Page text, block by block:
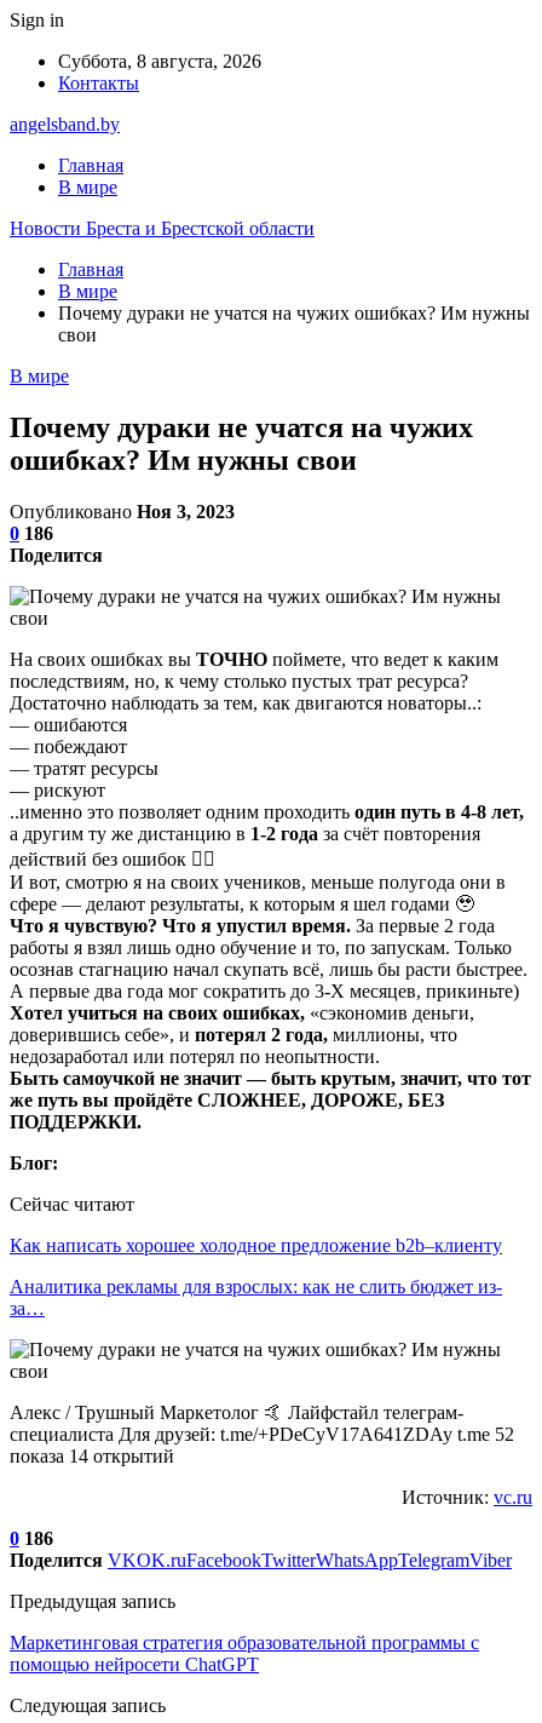
Sign in
Суббота, 8 августа, 2026
Контакты
angelsband.by
Главная
В мире
Новости Бреста и Брестской области
Главная
В мире
Почему дураки не учатся на чужих ошибках? Им нужны
свои
В мире
Почему дураки не учатся на чужих
ошибках? Им нужны свои
Опубликовано Ноя 3, 2023
0 186
Поделится
На своих ошибках вы ТОЧНО поймете, что ведет к каким
последствиям, но, к чему столько пустых трат ресурса?
Достаточно наблюдать за тем, как двигаются новаторы..:
— ошибаются
— побеждают
— тратят ресурсы
— рискуют
..именно это позволяет одним проходить один путь в 4-8 лет,
а другим ту же дистанцию в 1-2 года за счёт повторения
действий без ошибок 👌🏼
И вот, смотрю я на своих учеников, меньше полугода они в
сфере — делают результаты, к которым я шел годами 🥹
Что я чувствую? Что я упустил время. За первые 2 года
работы я взял лишь одно обучение и то, по запускам. Только
осознав стагнацию начал скупать всё, лишь бы расти быстрее.
А первые два года мог сократить до 3-Х месяцев, прикиньте)
Хотел учиться на своих ошибках, «сэкономив деньги,
доверившись себе», и потерял 2 года, миллионы, что
недозаработал или потерял по неопытности.
Быть самоучкой не значит — быть крутым, значит, что тот
же путь вы пройдёте СЛОЖНЕЕ, ДОРОЖЕ, БЕЗ
ПОДДЕРЖКИ.
Блог:
Сейчас читают
Как написать хорошее холодное предложение b2b–клиенту
Аналитика рекламы для взрослых: как не слить бюджет из-
за…
Алекс / Трушный Маркетолог 🤙 Лайфстайл телеграм-
специалиста Для друзей: t.me/+PDeCyV17A641ZDAy t.me 52
показа 14 открытий
Источник: vc.ru
0 186
Поделится VKOK.ruFacebookTwitterWhatsAppTelegramViber
Предыдущая запись
Маркетинговая стратегия образовательной программы с
помощью нейросети ChatGPT
Следующая запись